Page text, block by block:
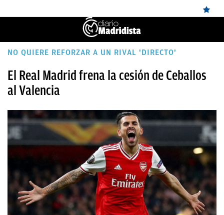
ÚLTIMAS
REAL
BALONCESTO
CANTERA
DIRECTO
FEMENINO
NO QUIERE REFORZAR A UN RIVAL 'DIRECTO'
El Real Madrid frena la cesión de Ceballos
al Valencia